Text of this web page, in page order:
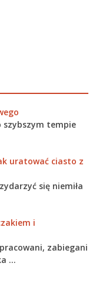
szybszym tempie
uratować ciasto z
się niemiła
i
zabiegani
…